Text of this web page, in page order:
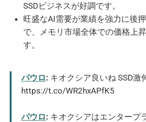
SSDビジネスが好調です。
旺盛なAI需要が業績を強力に後
で、メモリ市場全体での価格上
す。
パウロ: キオクシア良いね SSD激
https://t.co/WR2hxAPfK5
パウロ: キオクシアはエンタープ